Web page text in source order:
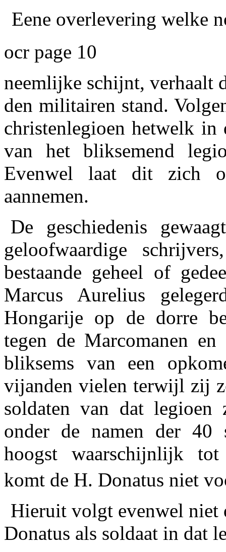
Eene overlevering welke
ocr page 10
neemlijke schijnt, verhaalt
den militairen stand.
christenlegioen hetwelk in
van het bliksemend
Evenwel laat dit zich
aannemen.
De geschiedenis
geloofwaardige
bestaande geheel of
Marcus Aurelius
Hongarije op de dorre
tegen de Marcomanen
bliksems van een
vijanden vielen terwijl zij
soldaten van dat
onder de namen der 40
hoogst waarschijnlijk tot
komt de H. Donatus niet
Hieruit volgt evenwel niet
Donatus als soldaat in dat